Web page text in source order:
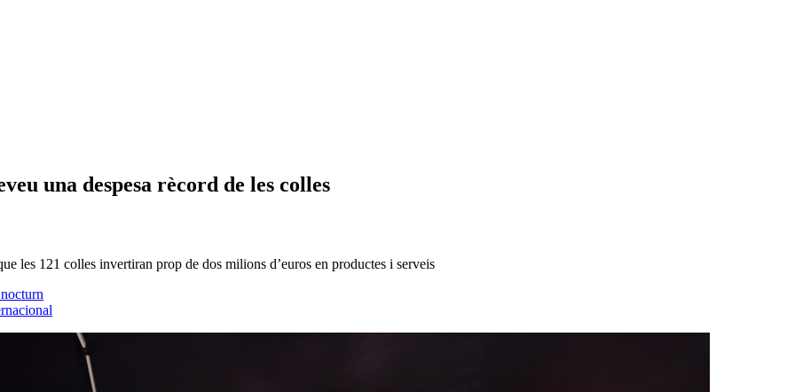
una despesa rècord de les colles
les 121 colles invertiran prop de dos milions d’euros en productes i serveis